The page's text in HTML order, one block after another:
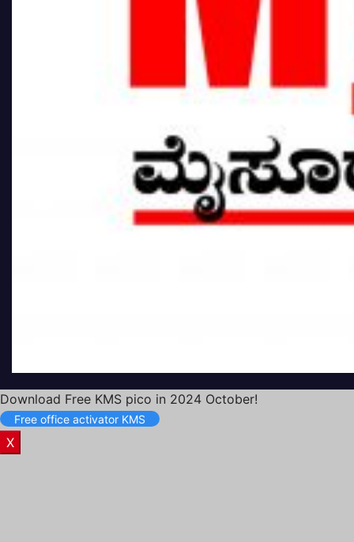
Download Free KMS pico in 2024 October!
Free office activator KMS
X